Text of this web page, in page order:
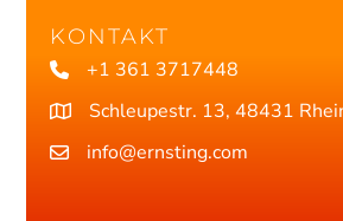
KONTAKT
+1 361 3717448
Schleupestr. 13, 48431
info@ernsting.com